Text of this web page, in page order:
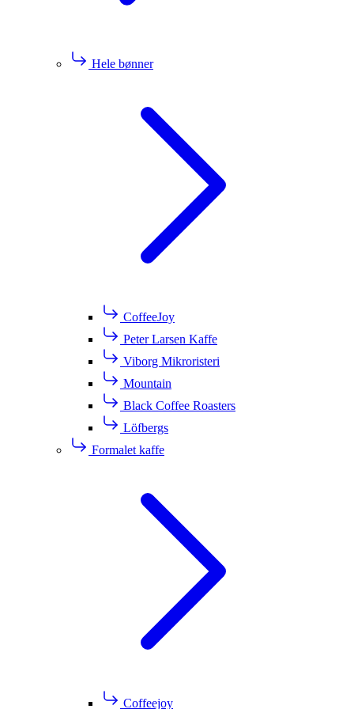
Hele bønner
CoffeeJoy
Peter Larsen Kaffe
Viborg Mikroristeri
Mountain
Black Coffee Roasters
Löfbergs
Formalet kaffe
Coffeejoy